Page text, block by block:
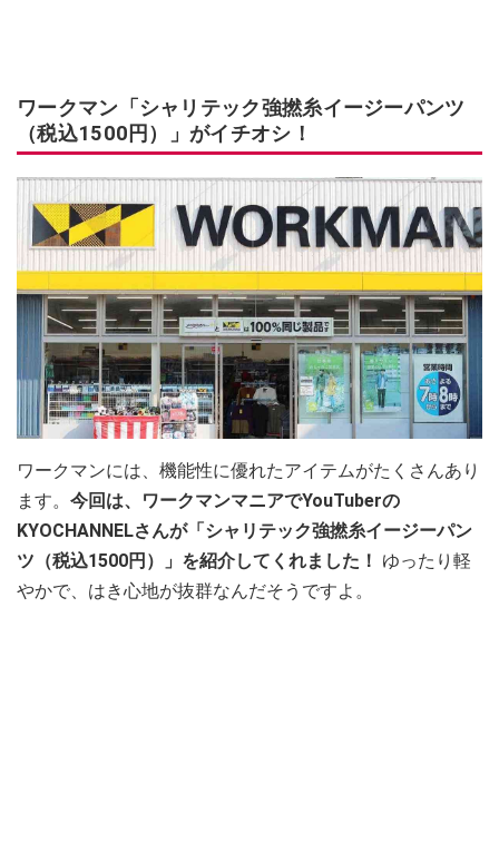
ワークマン「シャリテック強撚糸イージーパンツ
（税込1500円）」がイチオシ！
ワークマンには、機能性に優れたアイテムがたくさんあり
ます。 今回は、ワークマンマニアでYouTuberの
KYOCHANNELさんが「シャリテック強撚糸イージーパン
ツ（税込1500円）」を紹介してくれました！ ゆったり軽
やかで、はき心地が抜群なんだそうですよ。